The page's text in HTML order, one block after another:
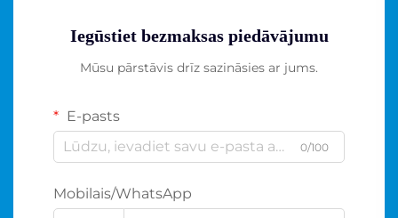
Iegūstiet bezmaksas piedāvājumu
Mūsu pārstāvis drīz sazināsies ar jums.
E-pasts
0/100
Mobilais/WhatsApp